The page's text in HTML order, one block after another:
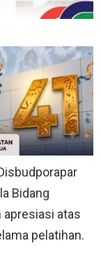
Bidang
apresiasi atas
pelatihan.